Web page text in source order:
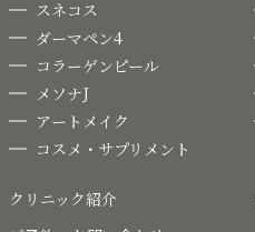
スネコス
ダーマペン4
コラーゲンピール
メソナJ
アートメイク
コスメ・サプリメント
クリニック紹介